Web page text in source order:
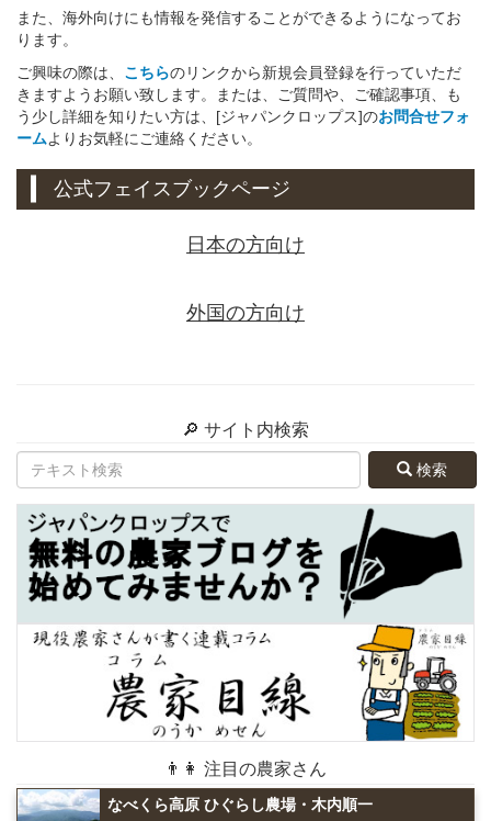
また、海外向けにも情報を発信することができるようになってお
ります。
ご興味の際は、 こちらのリンクから新規会員登録を行っていただ
きますようお願い致します。または、ご質問や、ご確認事項、も
う少し詳細を知りたい方は、[ジャパンクロップス]のお問合せフォ
ームよりお気軽にご連絡ください。
公式フェイスブックページ
日本の方向け
外国の方向け
🔎 サイト内検索
検索
👨👩 注目の農家さん
なべくら高原 ひぐらし農場・木内順一